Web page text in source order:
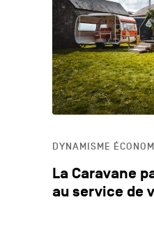
DYNAMISME
La Caravane
au service de